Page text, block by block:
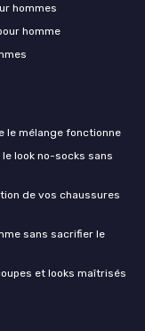
hommes
homme
le mélange fonctionne
look no-socks sans
de vos chaussures
sans sacrifier le
et looks maîtrisés